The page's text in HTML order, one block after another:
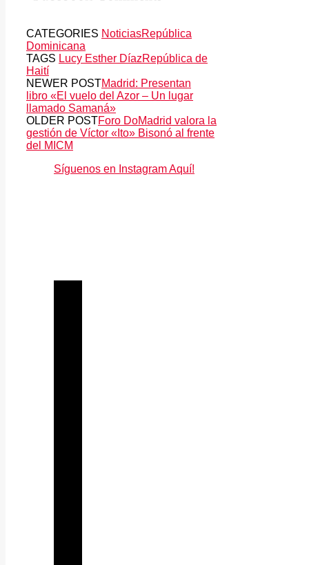
CATEGORIES NoticiasRepública
Dominicana
TAGS Lucy Esther DíazRepública de
Haití
NEWER POSTMadrid: Presentan
libro «El vuelo del Azor – Un lugar
llamado Samaná»
OLDER POSTForo DoMadrid valora la
gestión de Víctor «Ito» Bisonó al frente
del MICM
Síguenos en Instagram Aquí!